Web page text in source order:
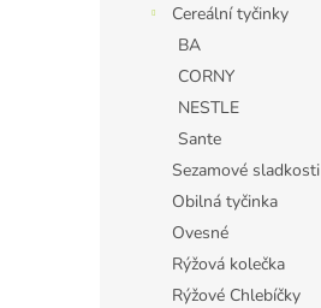
Cereální tyčinky
BA
CORNY
NESTLE
Sante
Sezamové sladkosti
Obilná tyčinka
Ovesné
Rýžová kolečka
Rýžové Chlebíčky